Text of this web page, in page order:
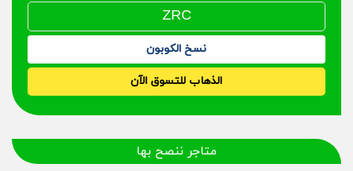
نسخ الكوبون
الذهاب للتسوق الآن
متاجر ننصح بها